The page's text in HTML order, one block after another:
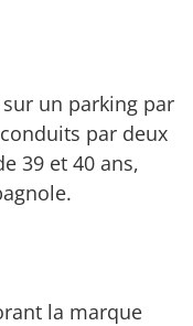
un parking par
par deux
39 et 40 ans,
la marque